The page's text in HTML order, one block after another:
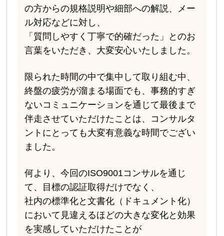
の方からの規格説明や細部への解説、メー
ル対応などに対し、
「質問しやすく丁寧で的確だった」とのお
言葉をいただき、大変安心いたしました。
限られた時間の中で集中して取り組む中、
終盤の疲労が溜まる場面でも、事務的すぎ
ないコミュニケーションを通じて最後まで
伴走させていただけたことは、コンサルタ
ントにとっても大変有意義な時間でござい
ました。
何より、今回のISO9001コンサルを通じ
て、目標の認証取得だけでなく、
社内の標準化と文書化（ドキュメント化）
において見違えるほどの大きな変化と効果
を実感していただけたことが